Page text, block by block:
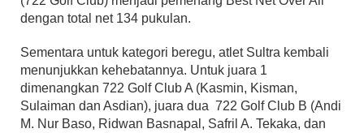
dengan total net 134 pukulan.
Sementara untuk kategori beregu, atlet Sultra kembali
menunjukkan kehebatannya. Untuk juara 1
dimenangkan 722 Golf Club A (Kasmin, Kisman,
Sulaiman dan Asdian), juara dua 722 Golf Club B (Andi
M. Nur Baso, Ridwan Basnapal, Safril A. Tekaka, dan